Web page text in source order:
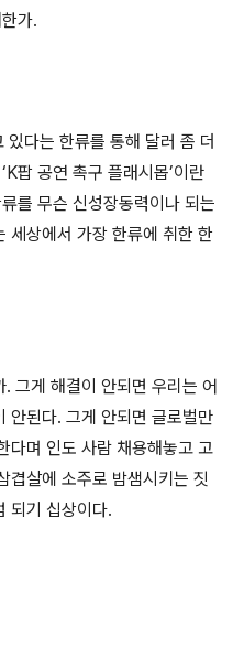
가.
있다는 한류를 통해 달러 좀 더
팝 공연 촉구 플래시몹’이란
를 무슨 신성장동력이나 되는
세상에서 가장 한류에 취한 한
그게 해결이 안되면 우리는 어
안된다. 그게 안되면 글로벌만
다며 인도 사람 채용해놓고 고
겹살에 소주로 밤샘시키는 짓
되기 십상이다.